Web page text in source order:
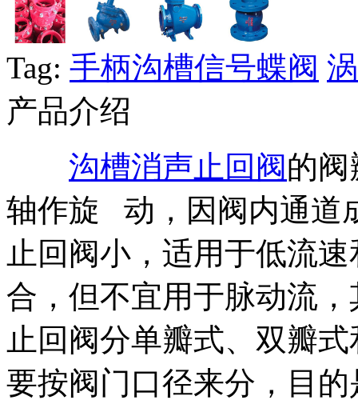
Tag: 手柄沟槽信号蝶阀
产品介绍
沟槽消声止回阀的
轴作旋 动，因阀内通道
止回阀小，适用于低流
合，但不宜用于脉动流
止回阀分单瓣式、双瓣
要按阀门口径来分，目